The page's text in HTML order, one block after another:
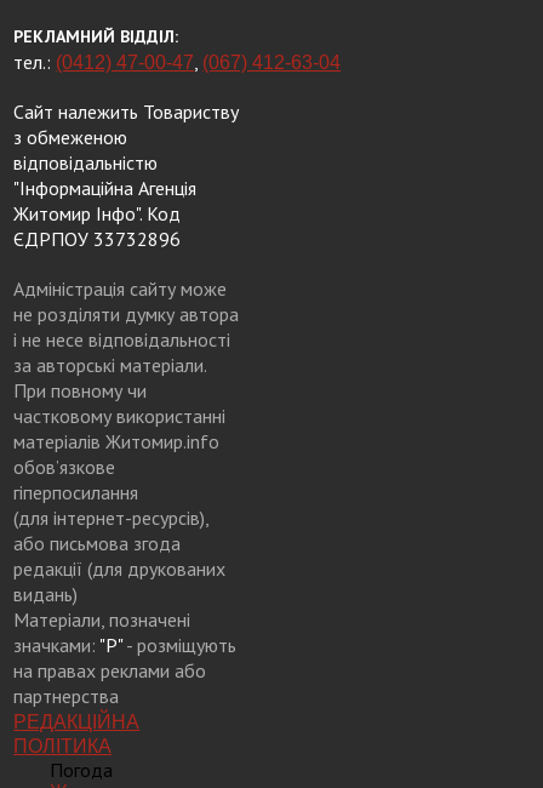
РЕКЛАМНИЙ ВІДДІЛ:
тел.: (0412) 47-00-47, (067) 412-63-04
Сайт належить Товариству
з обмеженою
відповідальністю
"Інформаційна Агенція
Житомир Інфо". Код
ЄДРПОУ 33732896
Адміністрація сайту може
не розділяти думку автора
і не несе відповідальності
за авторські матеріали.
При повному чи
частковому використанні
матеріалів Житомир.info
обов’язкове
гіперпосилання
(для інтернет-ресурсів),
або письмова згода
редакції (для друкованих
видань)
Матеріали, позначені
значками: "Р"- розміщують
на правах реклами або
партнерства
РЕДАКЦІЙНА
ПОЛІТИКА
Погода